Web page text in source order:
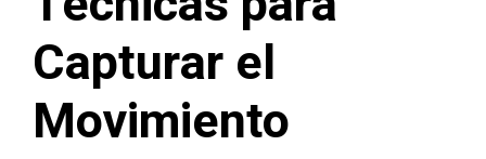
Capturar el
Movimiento